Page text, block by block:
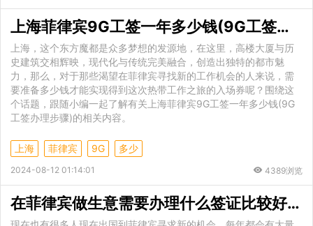
上海菲律宾9G工签一年多少钱(9G工签办理步骤)
上海，这个东方魔都是众多梦想的发源地，在这里，高楼大厦与历
史建筑交相辉映，现代化与传统完美融合，创造出独特的都市魅
力，那么，对于那些渴望在菲律宾寻找新的工作机会的人来说，需
要准备多少钱才能实现得到这次热带工作之旅的入场券呢？围绕这
个话题，跟随小编一起了解有关上海菲律宾9G工签一年多少钱(9G
工签办理步骤)的相关内容。
上海 菲律宾 9G 多少
2024-08-12 01:14:01 4389浏览
在菲律宾做生意需要办理什么签证比较好一点？